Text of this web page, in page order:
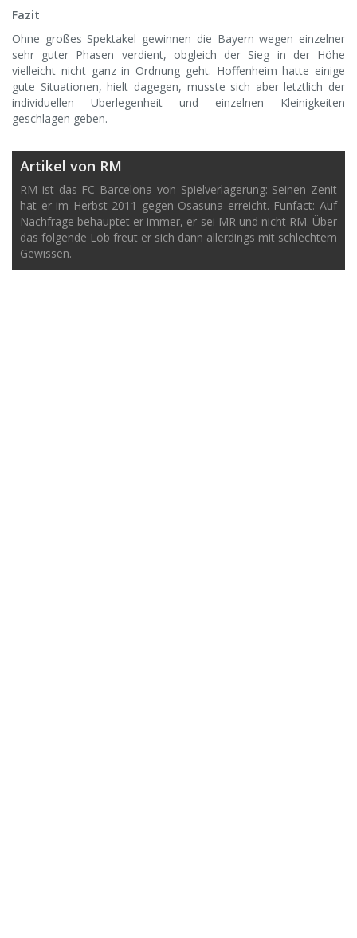
Fazit
Ohne großes Spektakel gewinnen die Bayern wegen einzelner
sehr guter Phasen verdient, obgleich der Sieg in der Höhe
vielleicht nicht ganz in Ordnung geht. Hoffenheim hatte einige
gute Situationen, hielt dagegen, musste sich aber letztlich der
individuellen Überlegenheit und einzelnen Kleinigkeiten
geschlagen geben.
Artikel von RM
RM ist das FC Barcelona von Spielverlagerung: Seinen Zenit
hat er im Herbst 2011 gegen Osasuna erreicht. Funfact: Auf
Nachfrage behauptet er immer, er sei MR und nicht RM. Über
das folgende Lob freut er sich dann allerdings mit schlechtem
Gewissen.